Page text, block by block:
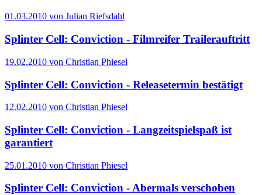
01.03.2010 von Julian Riefsdahl
Splinter Cell: Conviction - Filmreifer Trailerauftritt
19.02.2010 von Christian Phiesel
Splinter Cell: Conviction - Releasetermin bestätigt
12.02.2010 von Christian Phiesel
Splinter Cell: Conviction - Langzeitspielspaß ist
garantiert
25.01.2010 von Christian Phiesel
Splinter Cell: Conviction - Abermals verschoben